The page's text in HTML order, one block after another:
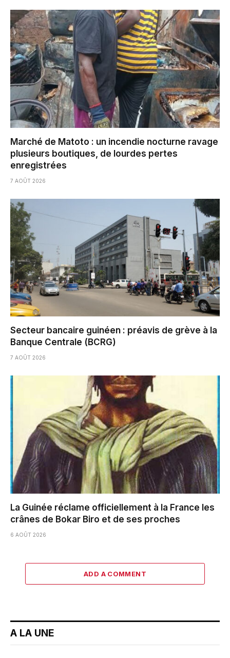
Marché de Matoto : un incendie nocturne ravage
plusieurs boutiques, de lourdes pertes
enregistrées
7 AOÛT 2026
Secteur bancaire guinéen : préavis de grève à la
Banque Centrale (BCRG)
7 AOÛT 2026
La Guinée réclame officiellement à la France les
crânes de Bokar Biro et de ses proches
6 AOÛT 2026
ADD A COMMENT
A LA UNE